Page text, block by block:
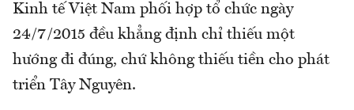
Kinh tế Việt Nam phối hợp tổ chức ngày
24/7/2015 đều khẳng định chỉ thiếu một
hướng đi đúng, chứ không thiếu tiền cho phát
triển Tây Nguyên.